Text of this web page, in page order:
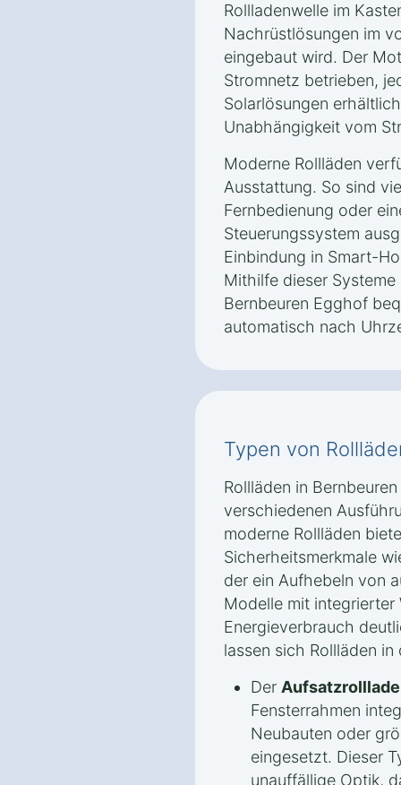
Rollladenwelle im
Nachrüstlösungen im
eingebaut wird. Der
Stromnetz betrieben,
Solarlösungen
Unabhängigkeit vom
Moderne Rollläden
Ausstattung. So sind
Fernbedienung oder
Steuerungssystem
Einbindung in Smart-
Mithilfe dieser
Bernbeuren Egghof
automatisch nach
Typen von
Rollläden in
verschiedenen
moderne Rollläden
Sicherheitsmerkmale
der ein Aufhebeln von
Modelle mit integrierter
Energieverbrauch
lassen sich Rollläden
Der
Fensterrahmen
Neubauten oder
eingesetzt. Dieser
unauffällige Optik,